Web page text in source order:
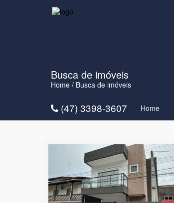
Busca de imóveis
Home / Busca de imóveis
(47) 3398-3607 Home